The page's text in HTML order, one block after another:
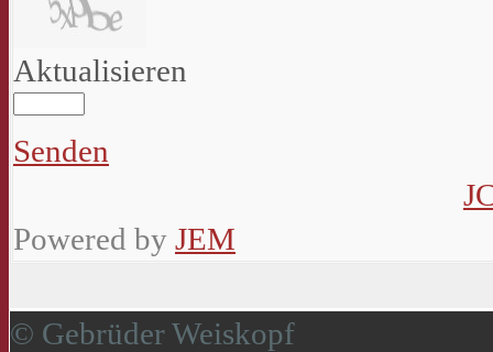
Aktualisieren
Senden
Powered by JEM
© Gebrüder Weiskopf